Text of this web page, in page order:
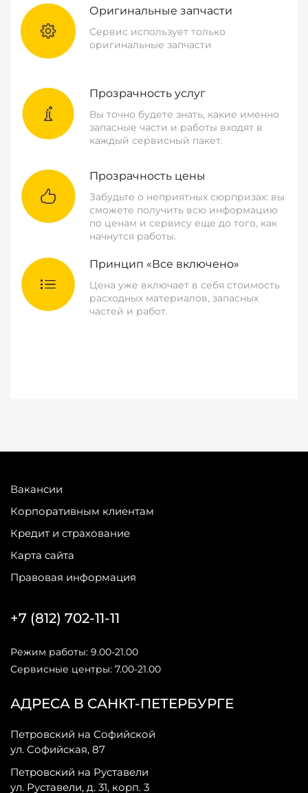
Оригинальные запчасти
Сервис использует только
оригинальные запчасти
Прозрачность услуг
Вы точно будете знать, какие именно
запасные части и работы входят в
каждый сервисный пакет.
Прозрачность цены
Забудьте о неприятных сюрпризах: вы
сможете получить всю информацию
по ценам и сервису еще до того, как
начнутся работы.
Принцип «Все включено»
Цена уже включает в себя стоимость
расходных материалов, запасных
частей и работ.
Вакансии
Корпоративным клиентам
Кредит и страхование
Карта сайта
Правовая информация
АДРЕСА В САНКТ-ПЕТЕРБУРГЕ
Петровский на Софийской
ул. Софийская, 87
Петровский на Руставели
ул. Руставели, д. 31, корп. 3
+7 (812) 702-11-11
Режим работы: 9.00-21.00
Сервисные центры: 7.00-21.00